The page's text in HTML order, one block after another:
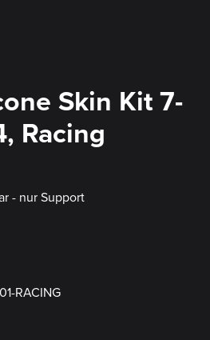
Skin Kit 7-
Racing
- nur Support
RACING